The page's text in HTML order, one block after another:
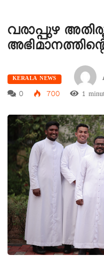
വരാപ്പുഴ
KERALA NEWS
0
700 1